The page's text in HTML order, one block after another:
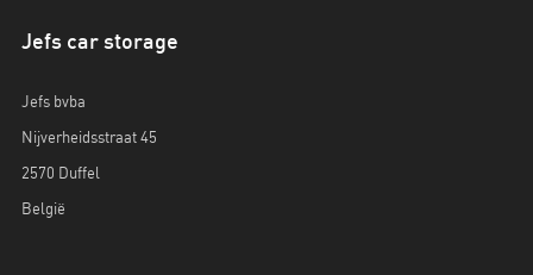
Jefs car storage
Jefs bvba
Nijverheidsstraat 45
2570 Duffel
België